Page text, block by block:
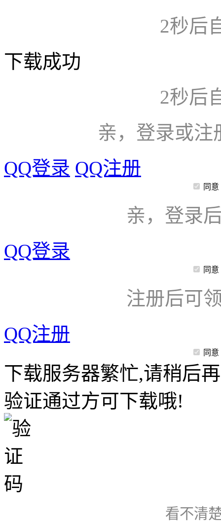
2秒后
下载成功
2秒后
亲，登录或注
QQ登录 QQ注册
同意
亲，登录
QQ登录
同意
注册后可
QQ注册
同意
下载服务器繁忙,请稍后
验证通过方可下载哦!
看不清